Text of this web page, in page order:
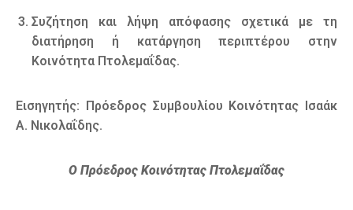
Συζήτηση και λήψη απόφασης σχετικά με τη
διατήρηση ή κατάργηση περιπτέρου στην
Κοινότητα Πτολεμαΐδας.
Εισηγητής: Πρόεδρος Συμβουλίου Κοινότητας Ισαάκ
Α. Νικολαΐδης.
Ο Πρόεδρος Κοινότητας Πτολεμαΐδας